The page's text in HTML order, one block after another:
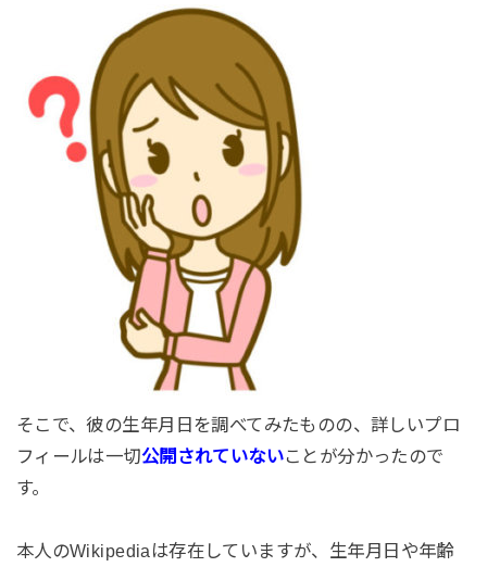
そこで、彼の生年月日を調べてみたものの、詳しいプロ
フィールは一切公開されていないことが分かったので
す。
本人のWikipediaは存在していますが、生年月日や年齢